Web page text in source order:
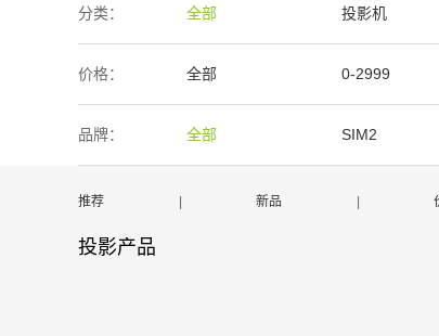
智能产品 周边产品
分类： 全部 投影机
价格： 全部 0-2999
50万-100万 100万以上
品牌： 全部 SIM2
推荐 新品
投影产品